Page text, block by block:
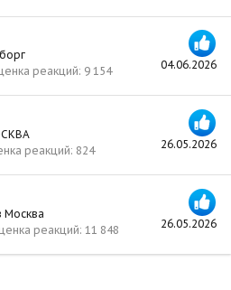
04.06.2026
реакций 9 154
26.05.2026
реакций 824
26.05.2026
Москва
реакций 11 848